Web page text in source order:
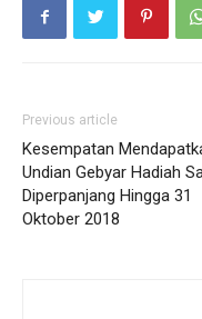
Previous article
Kesempatan
Undian Gebyar Hadiah
Diperpanjang Hingga 31
Oktober 2018